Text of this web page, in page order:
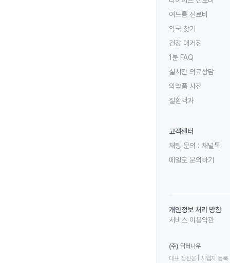
여드름 진료비
약국 찾기
건강 매거진
1분 FAQ
실시간 의료상담
의약품 사전
질환백과
고객센터
채팅 문의 : 채널톡
메일로 문의하기
개인정보 처리 방침
서비스 이용약관
(주) 닥터나우
대표 정진웅 | 사업자